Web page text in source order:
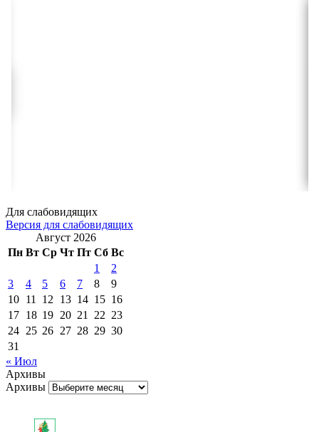
Для слабовидящих
Версия для слабовидящих
Август 2026
Пн Вт Ср Чт Пт Сб Вс
1
2
3
4 5 6 7 8
9
10 11 12 13 14 15 16
17 18 19 20 21 22 23
24 25 26 27 28 29 30
31
« Июл
Архивы
Архивы